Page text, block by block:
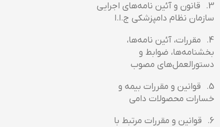
3. قانون و آئين نامه‌هاي اجرايي
سازمان نظام دامپزشكي ج.ا.ا
4. مقررات، آئين نامه‌ها،
بخشنامه‌ها، ضوابط و
دستورالعمل‌هاي مصوب
5. قوانين و مقررات بيمه و
خسارات محصولات دامي
6. قوانين و مقررات مرتبط با